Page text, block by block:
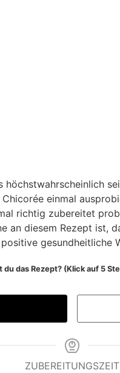
einmal
richtig zubereitet
an diesem Rezept ist,
gesundheitliche
das Rezept? (Klick auf 5
ZUBEREITUNGSZEIT